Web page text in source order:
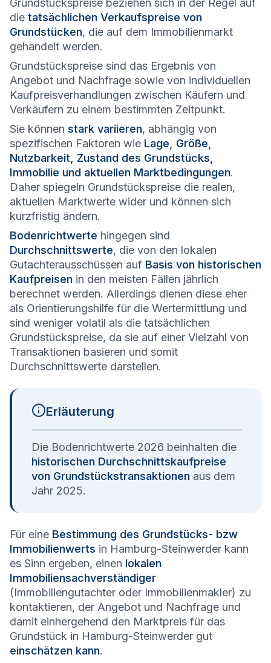
Grundstückspreise beziehen sich in der Regel auf
die tatsächlichen Verkaufspreise von
Grundstücken, die auf dem Immobilienmarkt
gehandelt werden.
Grundstückspreise sind das Ergebnis von
Angebot und Nachfrage sowie von individuellen
Kaufpreisverhandlungen zwischen Käufern und
Verkäufern zu einem bestimmten Zeitpunkt.
Sie können stark variieren, abhängig von
spezifischen Faktoren wie Lage, Größe,
Nutzbarkeit, Zustand des Grundstücks,
Immobilie und aktuellen Marktbedingungen.
Daher spiegeln Grundstückspreise die realen,
aktuellen Marktwerte wider und können sich
kurzfristig ändern.
Bodenrichtwerte hingegen sind
Durchschnittswerte, die von den lokalen
Gutachterausschüssen auf Basis von historischen
Kaufpreisen in den meisten Fällen jährlich
berechnet werden. Allerdings dienen diese eher
als Orientierungshilfe für die Wertermittlung und
sind weniger volatil als die tatsächlichen
Grundstückspreise, da sie auf einer Vielzahl von
Transaktionen basieren und somit
Durchschnittswerte darstellen.
Erläuterung
Die Bodenrichtwerte 2026 beinhalten die
historischen Durchschnittskaufpreise
von Grundstückstransaktionen aus dem
Jahr 2025.
Für eine Bestimmung des Grundstücks- bzw
Immobilienwerts in Hamburg-Steinwerder kann
es Sinn ergeben, einen lokalen
Immobiliensachverständiger
(Immobiliengutachter oder Immobilienmakler) zu
kontaktieren, der Angebot und Nachfrage und
damit einhergehend den Marktpreis für das
Grundstück in Hamburg-Steinwerder gut
einschätzen kann.